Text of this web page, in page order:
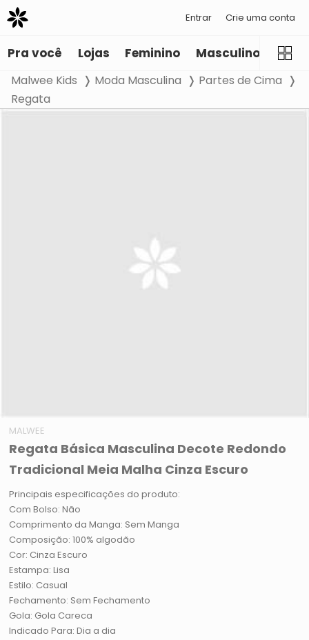
Entrar Crie uma conta
Pra você Lojas Feminino Masculino
Malwee Kids Moda Masculina
Partes de Cima
Regata
MALWEE
Regata Básica Masculina Decote Redondo
Tradicional Meia Malha Cinza Escuro
Principais especificações do produto:
Com Bolso: Não
Comprimento da Manga: Sem Manga
Composição: 100% algodão
Cor: Cinza Escuro
Estampa: Lisa
Estilo: Casual
Fechamento: Sem Fechamento
Gola: Gola Careca
Indicado Para: Dia a dia